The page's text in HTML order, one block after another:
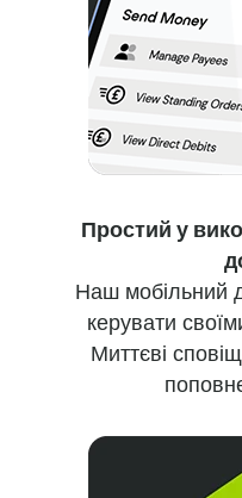
Простий у
Наш мобільний
керувати
Миттєві